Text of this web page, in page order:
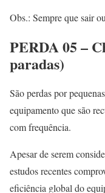
Obs.: Sempre que sair
PERDA 05 –
paradas)
São perdas por
equipamento que são
com frequência.
Apesar de serem
estudos recentes
eficiência global do